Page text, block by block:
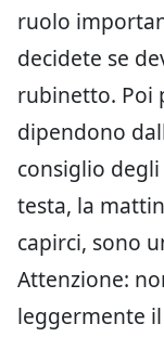
ruolo
decidete se
rubinetto. Poi
dipendono
consiglio
testa, la
capirci, sono
Attenzione:
leggermente